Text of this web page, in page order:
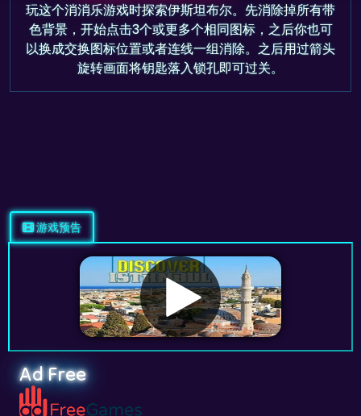
玩这个消消乐游戏时探索伊斯坦布尔。先消除掉所有带
色背景，开始点击3个或更多个相同图标，之后你也可
以换成交换图标位置或者连线一组消除。之后用过箭头
旋转画面将钥匙落入锁孔即可过关。
Ad Free
Do you want to play this game without ads?